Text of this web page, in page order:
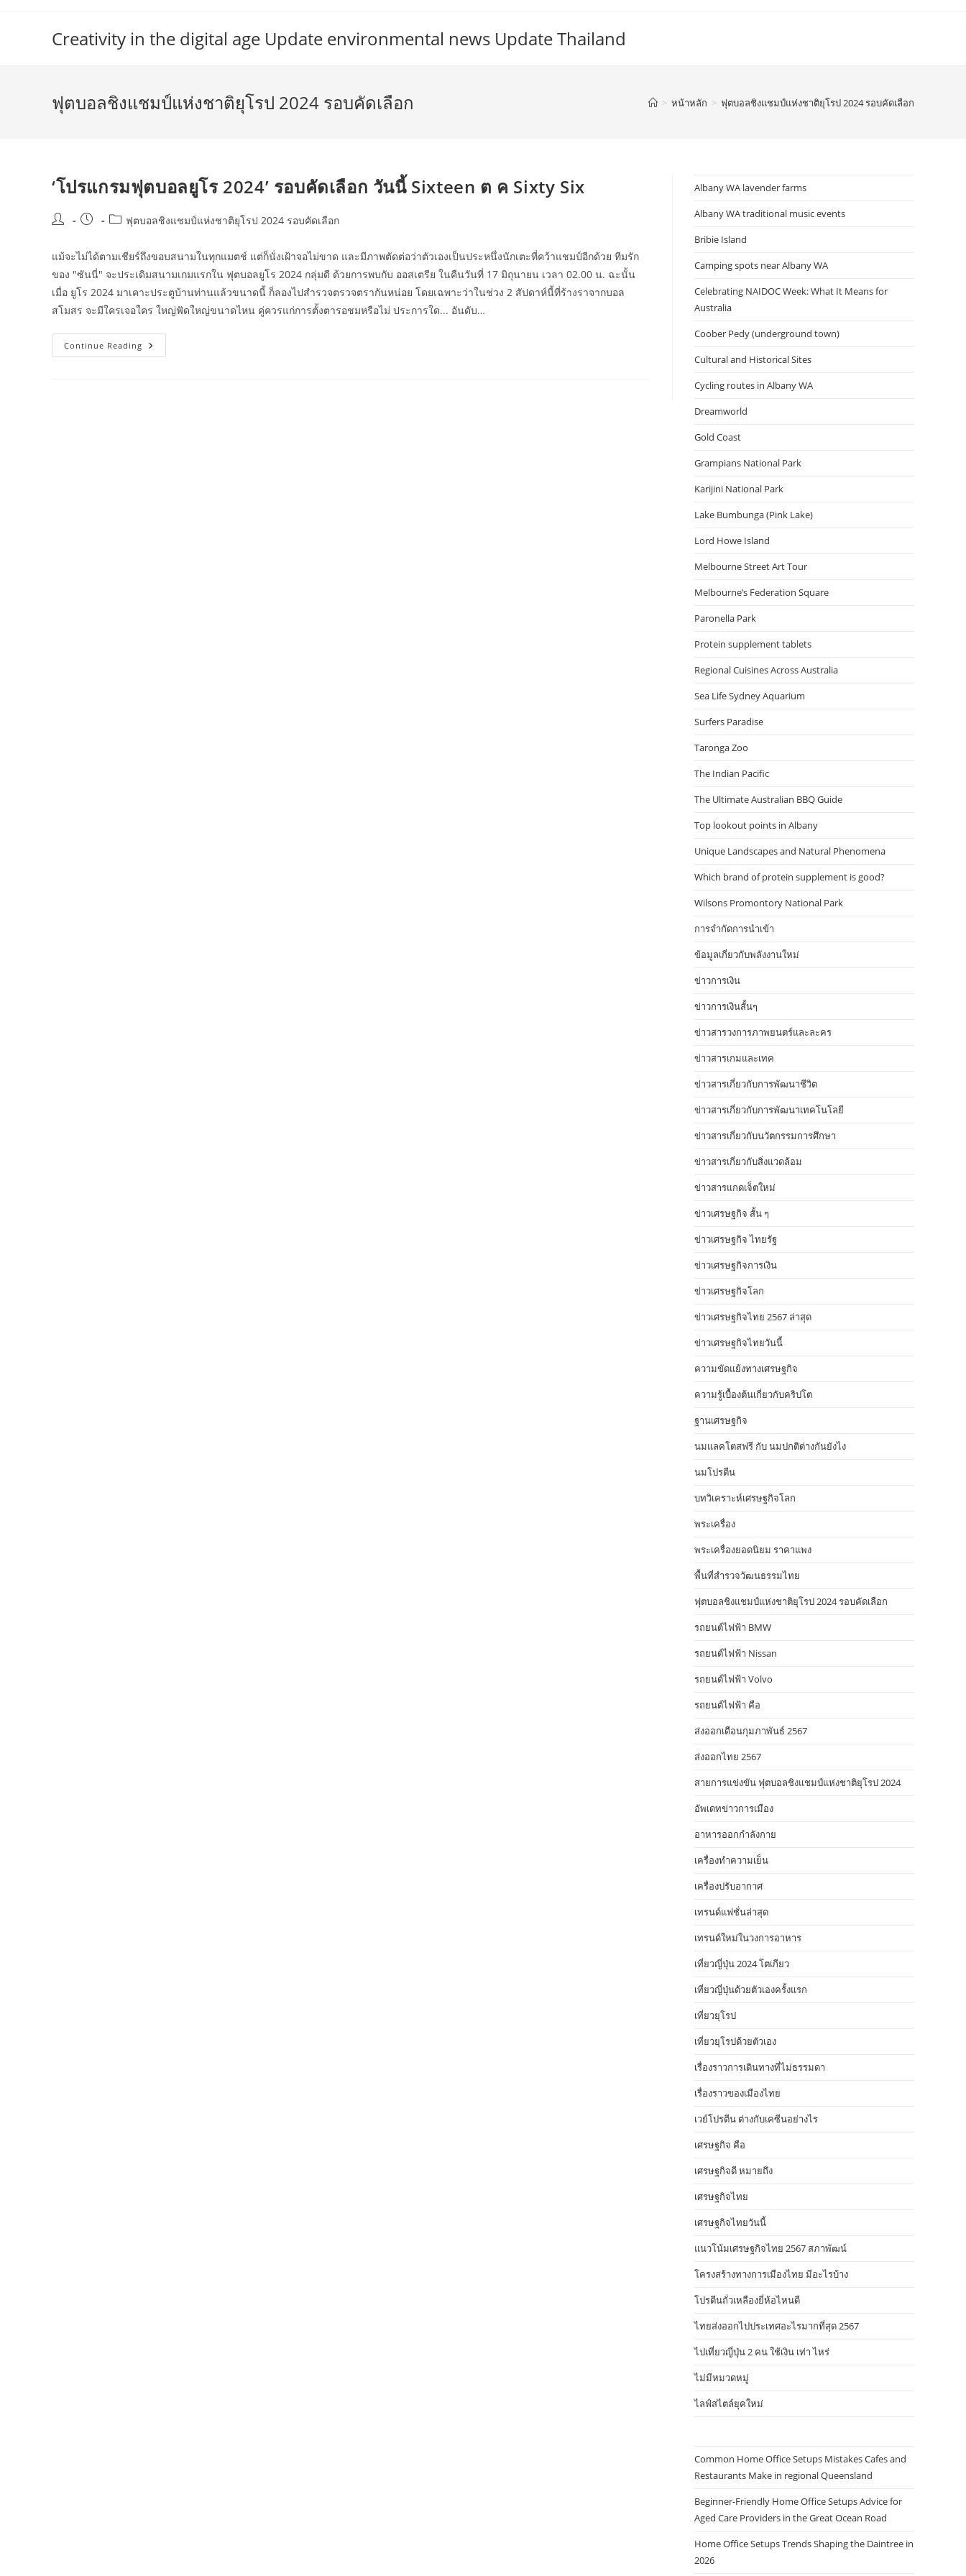
Creativity in the digital age Update environmental news Update Thailand
ฟุตบอลชิงแชมป์แห่งชาติยุโรป 2024 รอบคัดเลือก > หน้าหลัก > ฟุตบอลชิงแชมป์แห่งชาติยุโรป 2024 รอบคัดเลือก
‘โปรแกรมฟุตบอลยูโร 2024’ รอบคัดเลือก วันนี้ Sixteen ต ค Sixty Six
Post
Post
Postฟุตบอลชิงแชมป์แห่งชาติยุโรป 2024 รอบคัดเลือก
แม้จะไม่ได้ตามเชียร์ถึงขอบสนามในทุกแมตช์ แต่ก็นั่งเฝ้าจอไม่ขาด และมีภาพตัดต่อว่าตัวเองเป็นประหนึ่งนักเตะที่คว้าแชมป์อีกด้วย ทีมรัก
ของ "ซันนี่" จะประเดิมสนามเกมแรกใน ฟุตบอลยูโร 2024 กลุ่มดี ด้วยการพบกับ ออสเตรีย ในคืนวันที่ 17 มิถุนายน เวลา 02.00 น. ฉะนั้น
เมื่อ ยูโร 2024 มาเคาะประตูบ้านท่านแล้วขนาดนี้ ก็ลองไปสำรวจตรวจตรากันหน่อย โดยเฉพาะว่าในช่วง 2 สัปดาห์นี้ที่ร้างราจากบอล
สโมสร จะมีใครเจอใคร ใหญ่ฟัดใหญ่ขนาดไหน คู่ควรแก่การตั้งตารอชมหรือไม่ ประการใด... อันดับ…
Continue Reading ‘โปรแกรม
ฟุตบอล
Albany WA lavender farms
Albany WA traditional music events
Bribie Island
Camping spots near Albany WA
Celebrating NAIDOC Week: What It Means for
Australia
Coober Pedy (underground town)
Cultural and Historical Sites
Cycling routes in Albany WA
Dreamworld
Gold Coast
Grampians National Park
Karijini National Park
Lake Bumbunga (Pink Lake)
Lord Howe Island
Melbourne Street Art Tour
Melbourne’s Federation Square
Paronella Park
Protein supplement tablets
Regional Cuisines Across Australia
Sea Life Sydney Aquarium
Surfers Paradise
Taronga Zoo
The Indian Pacific
The Ultimate Australian BBQ Guide
Top lookout points in Albany
Unique Landscapes and Natural Phenomena
Which brand of protein supplement is good?
Wilsons Promontory National Park
การจำกัดการนำเข้า
ข้อมูลเกี่ยวกับพลังงานใหม่
ข่าวการเงิน
ข่าวการเงินสั้นๆ
ข่าวสารวงการภาพยนตร์และละคร
ข่าวสารเกมและเทค
ข่าวสารเกี่ยวกับการพัฒนาชีวิต
ข่าวสารเกี่ยวกับการพัฒนาเทคโนโลยี
ข่าวสารเกี่ยวกับนวัตกรรมการศึกษา
ข่าวสารเกี่ยวกับสิ่งแวดล้อม
ข่าวสารแกดเจ็ตใหม่
ข่าวเศรษฐกิจ สั้น ๆ
ข่าวเศรษฐกิจ ไทยรัฐ
ข่าวเศรษฐกิจการเงิน
ข่าวเศรษฐกิจโลก
ข่าวเศรษฐกิจไทย 2567 ล่าสุด
ข่าวเศรษฐกิจไทยวันนี้
ความขัดแย้งทางเศรษฐกิจ
ความรู้เบื้องต้นเกี่ยวกับคริปโต
ฐานเศรษฐกิจ
นมแลคโตสฟรี กับ นมปกติต่างกันยังไง
นมโปรตีน
บทวิเคราะห์เศรษฐกิจโลก
พระเครื่อง
พระเครื่องยอดนิยม ราคาแพง
พื้นที่สำรวจวัฒนธรรมไทย
ฟุตบอลชิงแชมป์แห่งชาติยุโรป 2024 รอบคัดเลือก
รถยนต์ไฟฟ้า BMW
รถยนต์ไฟฟ้า Nissan
รถยนต์ไฟฟ้า Volvo
รถยนต์ไฟฟ้า คือ
ส่งออกเดือนกุมภาพันธ์ 2567
ส่งออกไทย 2567
สายการแข่งขัน ฟุตบอลชิงแชมป์แห่งชาติยุโรป 2024
อัพเดทข่าวการเมือง
อาหารออกกําลังกาย
เครื่องทำความเย็น
เครื่องปรับอากาศ
เทรนด์แฟชั่นล่าสุด
เทรนด์ใหม่ในวงการอาหาร
เที่ยวญี่ปุ่น 2024 โตเกียว
เที่ยวญี่ปุ่นด้วยตัวเองครั้งแรก
เที่ยวยุโรป
เที่ยวยุโรปด้วยตัวเอง
เรื่องราวการเดินทางที่ไม่ธรรมดา
เรื่องราวของเมืองไทย
เวย์โปรตีน ต่างกับเคซีนอย่างไร
เศรษฐกิจ คือ
เศรษฐกิจดี หมายถึง
เศรษฐกิจไทย
เศรษฐกิจไทยวันนี้
แนวโน้มเศรษฐกิจไทย 2567 สภาพัฒน์
โครงสร้างทางการเมืองไทย มีอะไรบ้าง
โปรตีนถั่วเหลืองยี่ห้อไหนดี
ไทยส่งออกไปประเทศอะไรมากที่สุด 2567
ไปเที่ยวญี่ปุ่น 2 คน ใช้เงิน เท่า ไหร่
ไม่มีหมวดหมู่
ไลฟ์สไตล์ยุคใหม่
Common Home Office Setups Mistakes Cafes and
Restaurants Make in regional Queensland
Beginner-Friendly Home Office Setups Advice for
Aged Care Providers in the Great Ocean Road
Home Office Setups Trends Shaping the Daintree in
2026